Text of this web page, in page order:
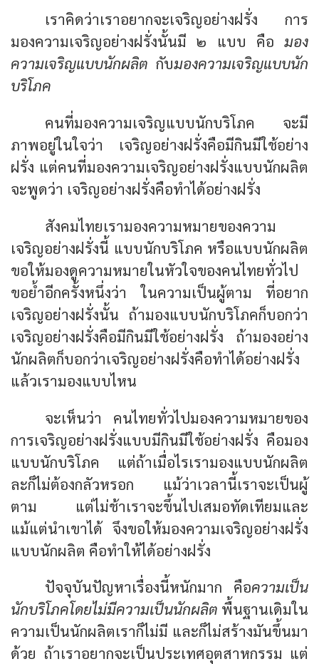
เราคิดว่าเราอยากจะเจริญอย่างฝรั่ง การ
มองความเจริญอย่างฝรั่งนั้นมี ๒ แบบ คือ มอง
ความเจริญแบบนักผลิต กับมองความเจริญแบบนัก
บริโภค
คนที่มองความเจริญแบบนักบริโภค จะมี
ภาพอยู่ในใจว่า เจริญอย่างฝรั่งคือมีกินมีใช้อย่าง
ฝรั่ง แต่คนที่มองความเจริญอย่างฝรั่งแบบนักผลิต
จะพูดว่า เจริญอย่างฝรั่งคือทำได้อย่างฝรั่ง
สังคมไทยเรามองความหมายของความ
เจริญอย่างฝรั่งนี้ แบบนักบริโภค หรือแบบนักผลิต
ขอให้มองดูความหมายในหัวใจของคนไทยทั่วไป
ขอย้ำอีกครั้งหนึ่งว่า ในความเป็นผู้ตาม ที่อยาก
เจริญอย่างฝรั่งนั้น ถ้ามองแบบนักบริโภคก็บอกว่า
เจริญอย่างฝรั่งคือมีกินมีใช้อย่างฝรั่ง ถ้ามองอย่าง
นักผลิตก็บอกว่าเจริญอย่างฝรั่งคือทำได้อย่างฝรั่ง
แล้วเรามองแบบไหน
จะเห็นว่า คนไทยทั่วไปมองความหมายของ
การเจริญอย่างฝรั่งแบบมีกินมีใช้อย่างฝรั่ง คือมอง
แบบนักบริโภค แต่ถ้าเมื่อไรเรามองแบบนักผลิต
ละก็ไม่ต้องกลัวหรอก แม้ว่าเวลานี้เราจะเป็นผู้
ตาม แต่ไม่ช้าเราจะขึ้นไปเสมอทัดเทียมและ
แม้แต่นำเขาได้ จึงขอให้มองความเจริญอย่างฝรั่ง
แบบนักผลิต คือทำให้ได้อย่างฝรั่ง
ปัจจุบันปัญหาเรื่องนี้หนักมาก คือความเป็น
นักบริโภคโดยไม่มีความเป็นนักผลิต พื้นฐานเดิมใน
ความเป็นนักผลิตเราก็ไม่มี และก็ไม่สร้างมันขึ้นมา
ด้วย ถ้าเราอยากจะเป็นประเทศอุตสาหกรรม แต่